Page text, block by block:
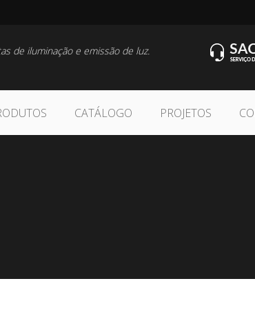
de iluminação e emissão de luz.
CATÁLOGO PROJETOS